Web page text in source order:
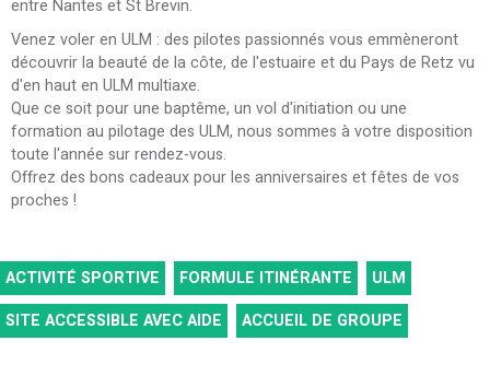
entre Nantes et St Brevin.
Venez voler en ULM : des pilotes passionnés vous emmèneront
découvrir la beauté de la côte, de l'estuaire et du Pays de Retz vu
d'en haut en ULM multiaxe.
Que ce soit pour une baptême, un vol d'initiation ou une
formation au pilotage des ULM, nous sommes à votre disposition
toute l'année sur rendez-vous.
Offrez des bons cadeaux pour les anniversaires et fêtes de vos
proches !
ACTIVITÉ SPORTIVE FORMULE ITINÉRANTE
ULM
SITE ACCESSIBLE AVEC AIDE
ACCUEIL DE GROUPE